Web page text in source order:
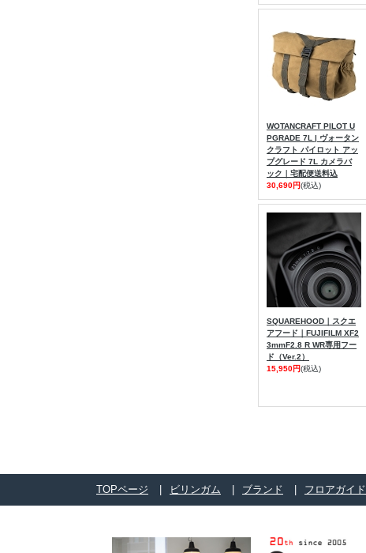
WOTANCRAFT PILOT U
PGRADE 7L | ヴォータン
クラフト パイロット アッ
プグレード 7L カメラバ
ック｜宅配便送料込
30,690円(税込)
SQUAREHOOD｜スクエ
アフード｜FUJIFILM XF2
3mmF2.8 R WR専用フー
ド（Ver.2）
15,950円(税込)
TOPページ ビリンガム ブランド フロアガイド